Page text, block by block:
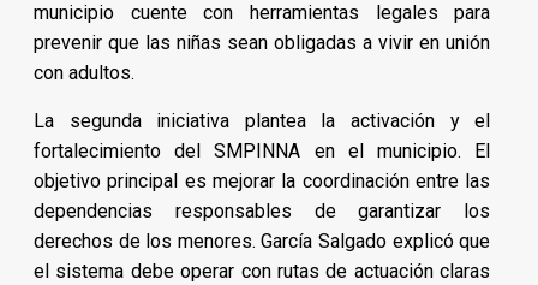
municipio cuente con herramientas legales para
prevenir que las niñas sean obligadas a vivir en unión
con adultos.
La segunda iniciativa plantea la activación y el
fortalecimiento del SMPINNA en el municipio. El
objetivo principal es mejorar la coordinación entre las
dependencias responsables de garantizar los
derechos de los menores. García Salgado explicó que
el sistema debe operar con rutas de actuación claras